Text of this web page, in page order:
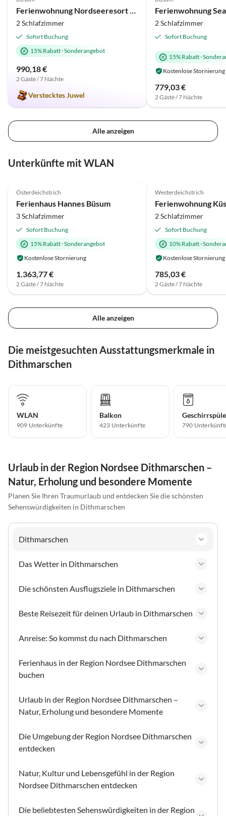
Ferienwohnung Nordseeresort 41a Wattlöper Büsum
2 Schlafzimmer
Sofort Buchung
15% Rabatt·Sonderangebot
990,18 €
2 Gäste / 7 Nächte
Verstecktes Juwel
2 Schlafzimmer
Sofort Buchung
15% Rabatt·
Kostenlose Stornierung
779,03 €
2 Gäste / 7 Nächte
Alle anzeigen
Unterkünfte mit WLAN
Österdeichstrich
Ferienhaus Hannes Büsum
3 Schlafzimmer
Sofort Buchung
15% Rabatt·Sonderangebot
Kostenlose Stornierung
1.363,77 €
2 Gäste / 7 Nächte
Westerdeichstrich
Ferienwohnung
2 Schlafzimmer
Sofort Buchung
10% Rabatt·
Kostenlose Stornierung
785,03 €
2 Gäste / 7 Nächte
Alle anzeigen
Die meistgesuchten Ausstattungsmerkmale in
Dithmarschen
WLAN
909 Unterkünfte
Balkon
423 Unterkünfte 790
Urlaub in der Region Nordsee Dithmarschen –
Natur, Erholung und besondere Momente
Planen Sie Ihren Traumurlaub und entdecken Sie die schönsten
Sehenswürdigkeiten in Dithmarschen
Dithmarschen
Das Wetter in Dithmarschen
Die schönsten Ausflugsziele in Dithmarschen
Beste Reisezeit für deinen Urlaub in Dithmarschen
Anreise: So kommst du nach Dithmarschen
Ferienhaus in der Region Nordsee Dithmarschen
buchen
Urlaub in der Region Nordsee Dithmarschen –
Natur, Erholung und besondere Momente
Die Umgebung der Region Nordsee Dithmarschen
entdecken
Natur, Kultur und Lebensgefühl in der Region
Nordsee Dithmarschen entdecken
Die beliebtesten Sehenswürdigkeiten in der Region